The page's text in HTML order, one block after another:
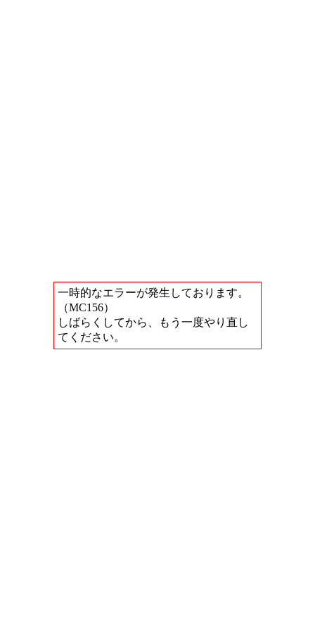
一時的なエラーが発生しております。
（MC156）
しばらくしてから、もう一度やり直し
てください。